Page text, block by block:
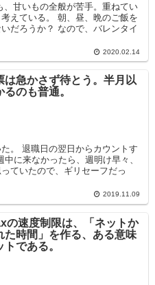
甘いもの全般が苦手。重ねてい
えている。 朝、昼、晩のご飯を
だろうか？ なので、バレンタイ
2020.02.14
は急かさず待とう。半月以
るのも普通。
。 退職日の翌日からカウントす
に来なかったら、週明け早々、
ていたので、ギリセーフだっ
2019.11.09
の速度制限は、「ネットか
た時間」を作る、ある意味
トである。